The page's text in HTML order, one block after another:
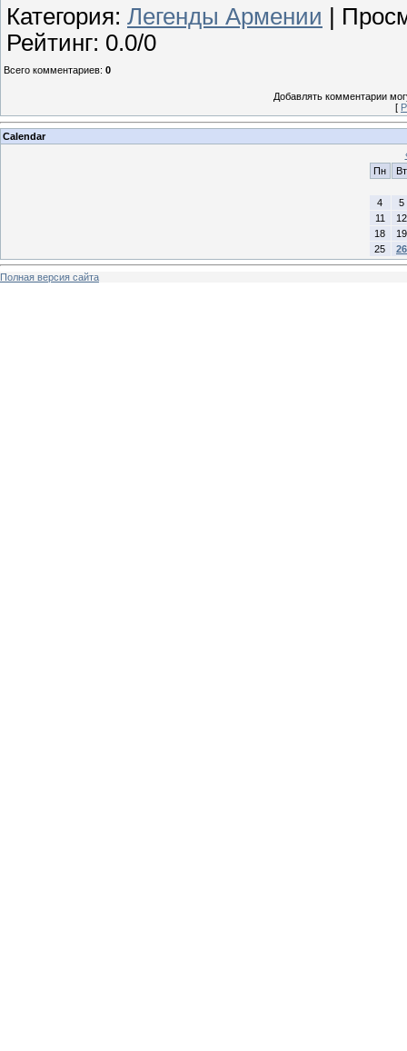
Категория: Легенды Армении
Рейтинг: 0.0/0
Всего комментариев: 0
Добавлять комментарии
[
Calendar
Пн
Вт
4
5
11
12
18
19
25
26
Полная версия сайта